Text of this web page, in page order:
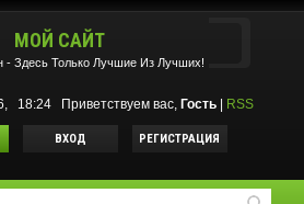
МОЙ САЙТ
- Здесь Только Лучшие Из Лучших!
18:24 Приветствуем вас, Гость RSS
ВХОД РЕГИСТРАЦИЯ